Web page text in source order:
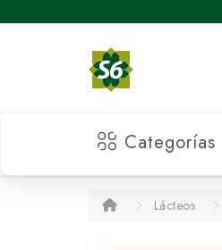
Categorías
Lácteos